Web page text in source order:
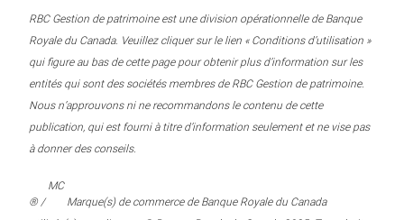
RBC Gestion de patrimoine est une division opérationnelle de Banque
Royale du Canada. Veuillez cliquer sur le lien « Conditions d’utilisation »
qui figure au bas de cette page pour obtenir plus d’information sur les
entités qui sont des sociétés membres de RBC Gestion de patrimoine.
Nous n’approuvons ni ne recommandons le contenu de cette
publication, qui est fourni à titre d’information seulement et ne vise pas
à donner des conseils.
® /
MC
Marque(s) de commerce de Banque Royale du Canada